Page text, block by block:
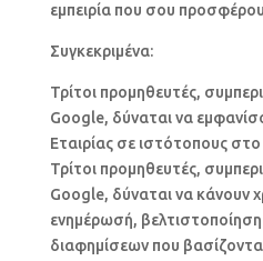
εμπειρία που σου
Συγκεκριμένα:
Τρίτοι προμηθευτές,
Google, δύναται να
Εταιρίας σε ιστότοπους στο
Τρίτοι προμηθευτές,
Google, δύναται να κάνουν
ενημέρωσή,
διαφημίσεων που